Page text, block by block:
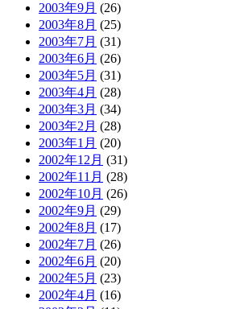
2003年9月 (26)
2003年8月 (25)
2003年7月 (31)
2003年6月 (26)
2003年5月 (31)
2003年4月 (28)
2003年3月 (34)
2003年2月 (28)
2003年1月 (20)
2002年12月 (31)
2002年11月 (28)
2002年10月 (26)
2002年9月 (29)
2002年8月 (17)
2002年7月 (26)
2002年6月 (20)
2002年5月 (23)
2002年4月 (16)